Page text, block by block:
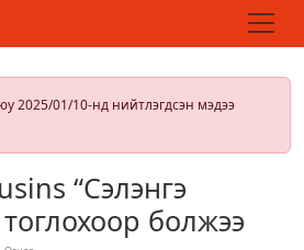
2025/01/10-нд нийтлэгдсэн мэдээ
“Сэлэнгэ
болжээ